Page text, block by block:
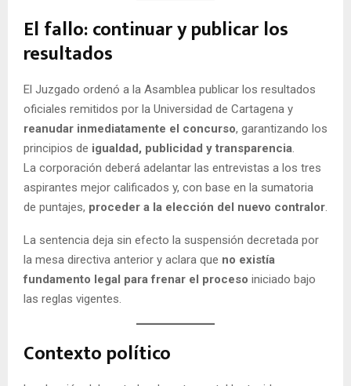
El fallo: continuar y publicar los
resultados
El Juzgado ordenó a la Asamblea publicar los resultados
oficiales remitidos por la Universidad de Cartagena y
reanudar inmediatamente el concurso, garantizando los
principios de igualdad, publicidad y transparencia.
La corporación deberá adelantar las entrevistas a los tres
aspirantes mejor calificados y, con base en la sumatoria
de puntajes, proceder a la elección del nuevo contralor.
La sentencia deja sin efecto la suspensión decretada por
la mesa directiva anterior y aclara que no existía
fundamento legal para frenar el proceso iniciado bajo
las reglas vigentes.
Contexto político